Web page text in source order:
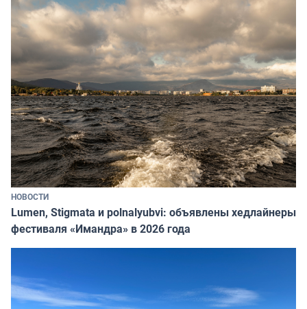
НОВОСТИ
Lumen, Stigmata и polnalyubvi: объявлены хедлайнеры
фестиваля «Имандра» в 2026 года